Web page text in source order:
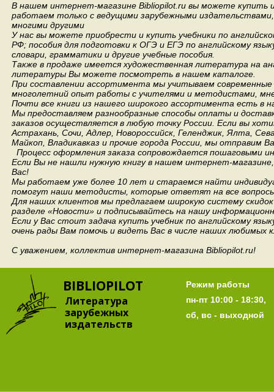
В нашем интернет-магазине Bibliopilot.ru вы можете купить
работаем только с ведущими зарубежными издательствами,
многими другими
У нас вы можете приобрести и купить учебники по
РФ; пособия для подготовки к ОГЭ и ЕГЭ по английскому
словари, грамматики и другие учебные пособия.
Также в продаже имеется художественная литература на
литературы Вы можете посмотреть в нашем каталоге.
При составлении ассортимента мы учитываем
многолетний опыт работы с учителями и методистами,
Почти все книги из нашего широкого ассортимента есть в
Мы предоставляем разнообразные способы оплаты и
заказов осуществляется в любую точку России. Если вы
Астрахань, Сочи, Адлер, Новороссийск, Геленджик, Ялта,
Майкоп, Владикавказ и прочие города России, мы отправим
Процесс оформления заказа сопровождается пошаговыми
Если Вы не нашли нужную книгу в нашем интернет-
Вас!
Мы работаем уже более 10 лет и стараемся найти
помогут наши методисты, которые ответят на все
Для наших клиентов мы предлагаем широкую систему
разделе «Новости» и подписывайтесь на нашу
Если у Вас стоит задача купить учебник по английскому
очень рады Вам помочь и видеть Вас в числе наших любимых
С уважением, коллектив интернет-магазина Bibliopilot.ru!
BIBLIOPILOT
Литература
зарубежных
издательств
Режим работы
пн-пт 10:00 - 18:30,
сб, вс - выходной